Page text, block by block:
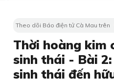
Theo dõi Báo điện tử Cà Mau trên
Thời hoàng kim
sinh thái - Bài
sinh thái đến